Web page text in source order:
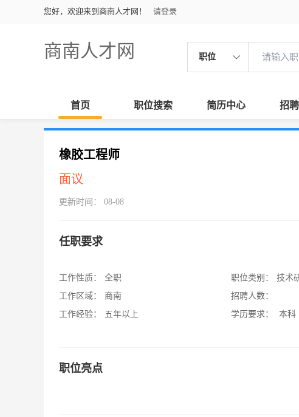
您好，欢迎来到商南人才网！ 请登录
商南人才网 职位
首页 职位搜索 简历中心 招
橡胶工程师
面议
更新时间： 08-08
任职要求
工作性质：
全职
工作区域：
商南
工作经验：
五年以上
职位类别：
技术
招聘人数：
学历要求：
本科
职位亮点